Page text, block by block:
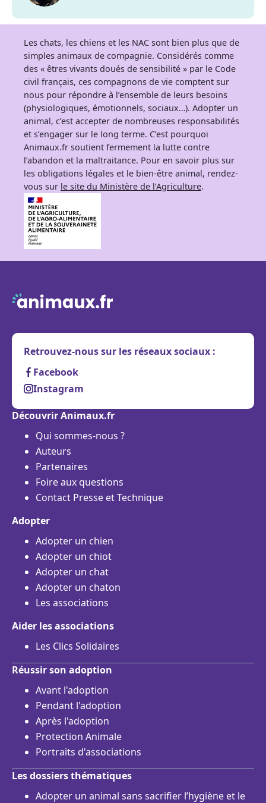
Les chats, les chiens et les NAC sont bien plus que de
simples animaux de compagnie. Considérés comme
des « êtres vivants doués de sensibilité » par le Code
civil français, ces compagnons de vie comptent sur
nous pour répondre à l’ensemble de leurs besoins
(physiologiques, émotionnels, sociaux…). Adopter un
animal, c’est accepter de nombreuses responsabilités
et s’engager sur le long terme. C’est pourquoi
Animaux.fr soutient fermement la lutte contre
l’abandon et la maltraitance. Pour en savoir plus sur
les obligations légales et le bien-être animal, rendez-
vous sur le site du Ministère de l’Agriculture.
Retrouvez-nous sur les réseaux sociaux :
Facebook
Instagram
Découvrir Animaux.fr
Qui sommes-nous ?
Auteurs
Partenaires
Foire aux questions
Contact Presse et Technique
Adopter
Adopter un chien
Adopter un chiot
Adopter un chat
Adopter un chaton
Les associations
Aider les associations
Les Clics Solidaires
Réussir son adoption
Avant l'adoption
Pendant l'adoption
Après l'adoption
Protection Animale
Portraits d'associations
Les dossiers thématiques
Adopter un animal sans sacrifier l’hygiène et le